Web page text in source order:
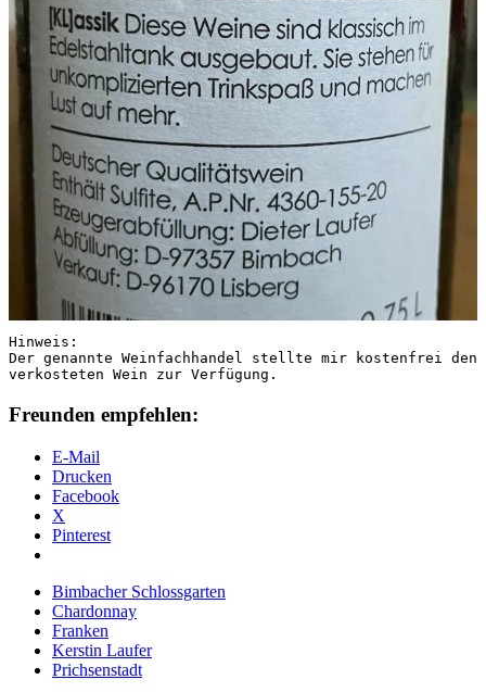
Hinweis:
Der genannte Weinfachhandel stellte mir kostenfrei den
verkosteten Wein zur Verfügung.
Freunden empfehlen:
E-Mail
Drucken
Facebook
X
Pinterest
Bimbacher Schlossgarten
Chardonnay
Franken
Kerstin Laufer
Prichsenstadt